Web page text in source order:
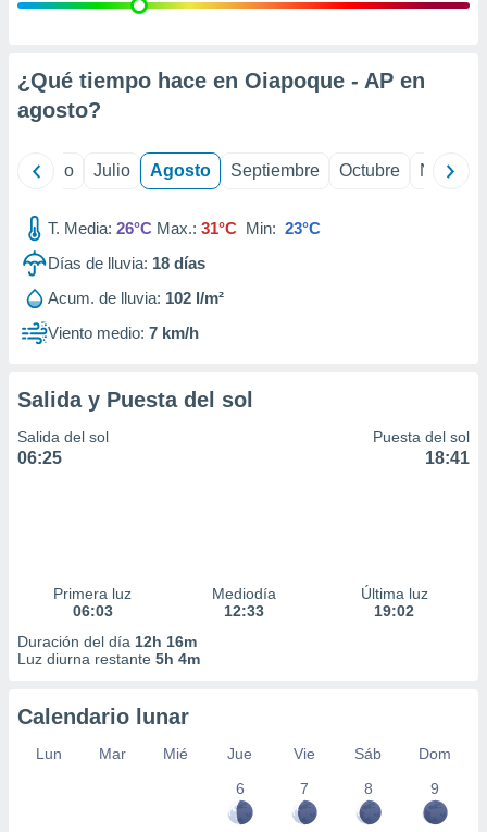
e
mediante
de
1199
¿Qué tiempo hace en Oiapoque - AP en
agosto?
Junio Julio Agosto Septiembre Octubre
T. Media: 26°C Max.: 31°C Min: 23°C
Días de lluvia: 18 días
Acum. de lluvia: 102 l/m²
Viento medio: 7 km/h
Salida y Puesta del sol
Salida del sol
06:25
Puesta del sol
18:41
Primera luz
06:03
Mediodía
12:33
Última luz
19:02
Duración del día 12h 16m
Luz diurna restante 5h 4m
Calendario lunar
Lun Mar Mié Jue Vie Sáb
Dom
6
7 8 9